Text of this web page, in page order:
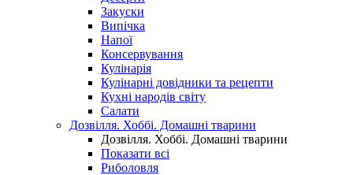
Закуски
Випічка
Напої
Консервування
Кулінарія
Кулінарні довідники та рецепти
Кухні народів світу
Салати
Дозвілля. Хоббі. Домашні тварини
Дозвілля. Хоббі. Домашні тварини
Показати всі
Риболовля